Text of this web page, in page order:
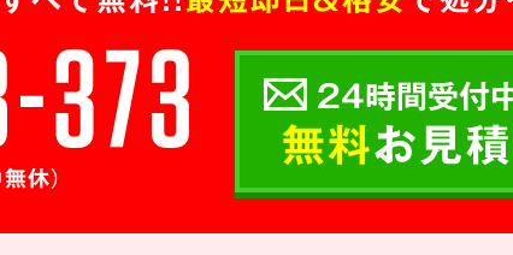
休）
24時間受付
無料お見